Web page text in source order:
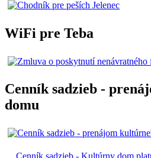
WiFi pre Teba
Cenník sadzieb -
domu